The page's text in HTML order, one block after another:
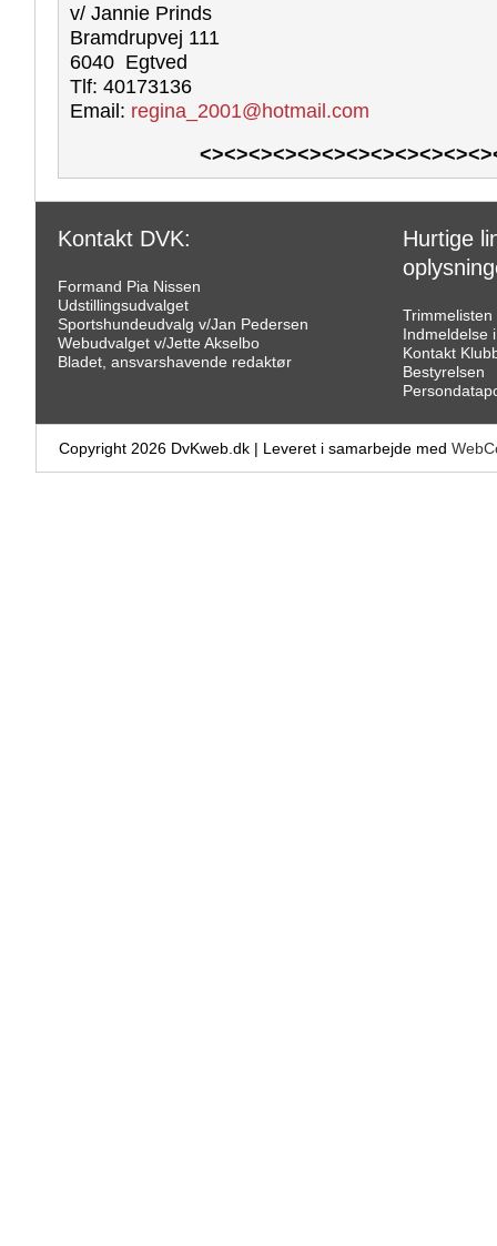
v/ Jannie Prinds
Bramdrupvej 111
6040 Egtved
Tlf: 40173136
Email: regina_2001@hotmail.com
<><><>
Kontakt DVK:
Formand Pia Nissen
Udstillingsudvalget
Sportshundeudvalg v/Jan Pedersen
Webudvalget v/Jette Akselbo
Bladet, ansvarshavende redaktør
Hurtige
Trimmelisten
Indmeldelse
Kontakt
Bestyrelsen
Copyright 2026 DvKweb.dk | Leveret i samarbejde med